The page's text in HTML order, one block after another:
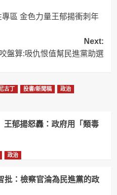
區 金色力量王郁揚衝刺年
Next:
盤算:吸仇恨值幫民進黨助選
古丁 投書/新聞稿
政治
郁揚怒轟：政府用「類毒
政治
批：檢察官淪為民進黨的政